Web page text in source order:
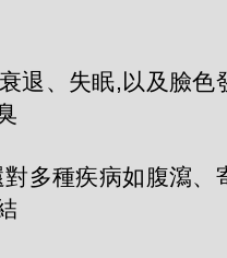
退、失眠,以及臉色
多種疾病如腹瀉、